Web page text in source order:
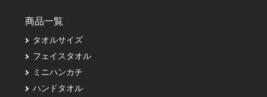
商品一覧
タオルサイズ
フェイスタオル
ミニハンカチ
ハンドタオル